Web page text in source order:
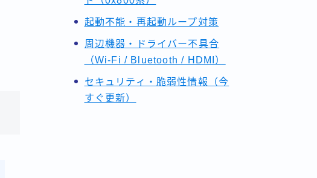
起動不能・再起動ループ対策
周辺機器・ドライバー不具合
（Wi-Fi / Bluetooth / HDMI）
セキュリティ・脆弱性情報（今
すぐ更新）